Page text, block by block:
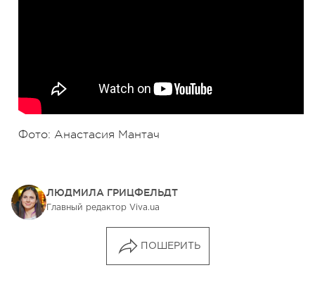
Фото: Анастасия Мантач
ЛЮДМИЛА ГРИЦФЕЛЬДТ
Главный редактор Viva.ua
ПОШЕРИТЬ